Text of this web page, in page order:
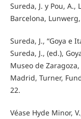
Sureda, J. y Pou, A.,
Barcelona,
Sureda, J., “Goya e
Sureda, J., (ed.),
Museo de
Madrid, Turner,
22.
Véase Hyde Minor,